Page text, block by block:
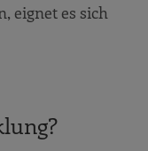
eignet es sich